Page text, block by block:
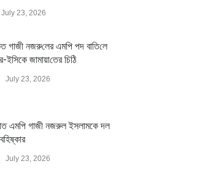
July 23, 2026
গাজী নজরু‌লের এম‌পি পদ বা‌তি‌লে
ইসিকে জামায়া‌তের চি‌ঠি
July 23, 2026
এমপি গাজী নজরুল ইসলামকে দল
July 23, 2026